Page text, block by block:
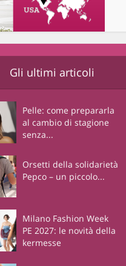
Gli ultimi articoli
Pelle: come prepararla
al cambio di stagione
senza...
Orsetti della solidarietà
Pepco – un piccolo...
Milano Fashion Week
PE 2027: le novità della
kermesse